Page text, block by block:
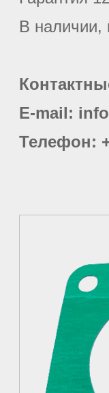
В наличии,
E-mail:
Телефон: